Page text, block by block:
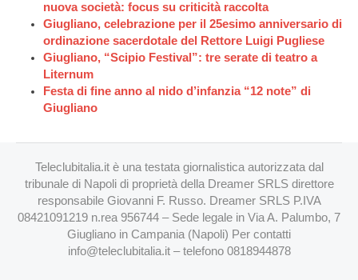
nuova società: focus su criticità raccolta
Giugliano, celebrazione per il 25esimo anniversario di
ordinazione sacerdotale del Rettore Luigi Pugliese
Giugliano, “Scipio Festival”: tre serate di teatro a
Liternum
Festa di fine anno al nido d’infanzia “12 note” di
Giugliano
Teleclubitalia.it è una testata giornalistica autorizzata dal
tribunale di Napoli di proprietà della Dreamer SRLS direttore
responsabile Giovanni F. Russo. Dreamer SRLS P.IVA
08421091219 n.rea 956744 – Sede legale in Via A. Palumbo, 7
Giugliano in Campania (Napoli) Per contatti
info@teleclubitalia.it– telefono 0818944878